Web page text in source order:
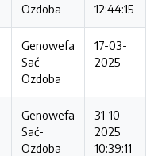
Ozdoba
12:44:15
Genowefa
Sać-
Ozdoba
17-03-
2025
Genowefa
Sać-
Ozdoba
31-10-
2025
10:39:11